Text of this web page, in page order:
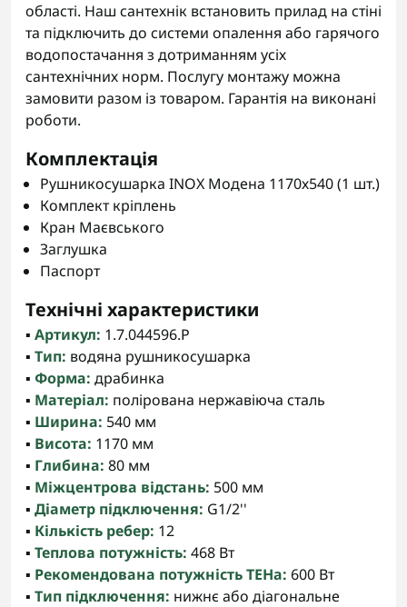
області. Наш сантехнік встановить прилад на стіні
та підключить до системи опалення або гарячого
водопостачання з дотриманням усіх
сантехнічних норм. Послугу монтажу можна
замовити разом із товаром. Гарантія на виконані
роботи.
Комплектація
Рушникосушарка INOX Модена 1170х540 (1 шт.)
Комплект кріплень
Кран Маєвського
Заглушка
Паспорт
Технічні характеристики
▪️ Артикул: 1.7.044596.P
▪️ Тип: водяна рушникосушарка
▪️ Форма: драбинка
▪️ Матеріал: полірована нержавіюча сталь
▪️ Ширина: 540 мм
▪️ Висота: 1170 мм
▪️ Глибина: 80 мм
▪️ Міжцентрова відстань: 500 мм
▪️ Діаметр підключення: G1/2''
▪️ Кількість ребер: 12
▪️ Теплова потужність: 468 Вт
▪️ Рекомендована потужність ТЕНа: 600 Вт
▪️ Тип підключення: нижнє або діагональне